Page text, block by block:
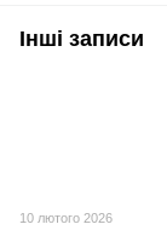
Інші записи
10 лютого 2026